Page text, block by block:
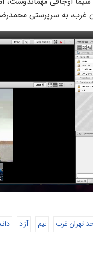
غرب، به سرپرستی
تهران غرب تیم آزاد